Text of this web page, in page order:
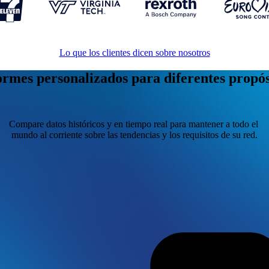
Lo que los clientes dicen sobre nosotros
personalizados para diferentes
Compare datos históricos y en tiempo real para mantener a todo el
mundo al corriente sobre las tendencias y los requisitos de su red.